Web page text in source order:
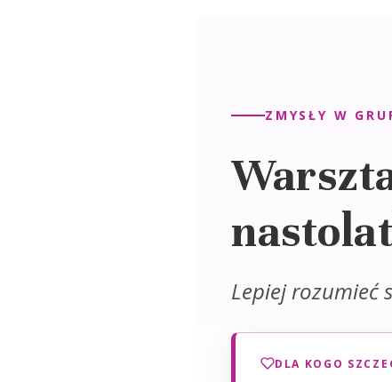
ZMYSŁY W
Lepiej rozumieć
DLA KOGO